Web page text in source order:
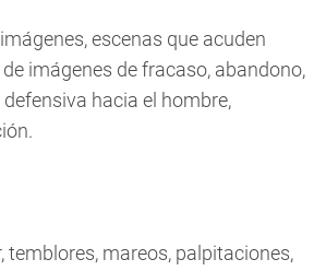
escenas que acuden
imágenes de fracaso, abandono,
hacia el hombre,
mareos, palpitaciones,